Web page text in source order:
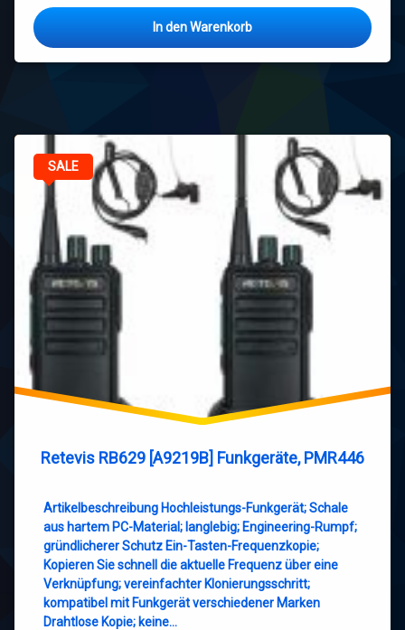
In den Warenkorb
SALE
Retevis RB629 [A9219B] Funkgeräte, PMR446
Artikelbeschreibung Hochleistungs-Funkgerät; Schale
aus hartem PC-Material; langlebig; Engineering-Rumpf;
gründlicherer Schutz Ein-Tasten-Frequenzkopie;
Kopieren Sie schnell die aktuelle Frequenz über eine
Verknüpfung; vereinfachter Klonierungsschritt;
kompatibel mit Funkgerät verschiedener Marken
Drahtlose Kopie; keine…